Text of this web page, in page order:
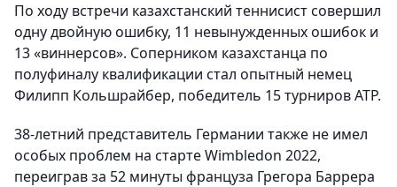
По ходу встречи казахстанский теннисист совершил
одну двойную ошибку, 11 невынужденных ошибок и
13 «виннерсов». Соперником казахстанца по
полуфиналу квалификации стал опытный немец
Филипп Кольшрайбер, победитель 15 турниров ATP.
38-летний представитель Германии также не имел
особых проблем на старте Wimbledon 2022,
переиграв за 52 минуты француза Грегора Баррера